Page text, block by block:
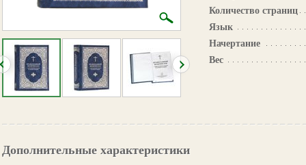
Количество страниц
Язык
Начертание
Вес
Дополнительные характеристики